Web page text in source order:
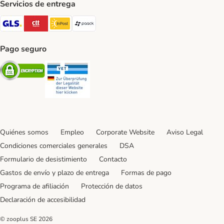
Servicios de entrega
GLS Shipping Method
CTTExpress Shipping Method
InPost Shipping Method
paack Shipping Method
Pago seguro
Security
Quiénes somos Empleo Corporate Website
Aviso Legal
Condiciones comerciales generales
DSA
Formulario de desistimiento
Contacto
Gastos de envío y plazo de entrega
Formas de pago
Programa de afiliación
Protección de datos
Declaración de accesibilidad
© zooplus SE 2026